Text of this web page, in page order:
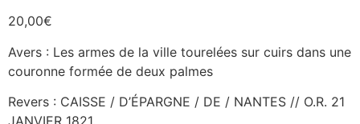
20,00€
Avers : Les armes de la ville tourelées sur cuirs dans une
couronne formée de deux palmes
Revers : CAISSE / D’ÉPARGNE / DE / NANTES // O.R. 21